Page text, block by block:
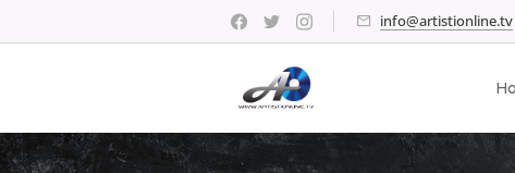
info@artistionline.tv